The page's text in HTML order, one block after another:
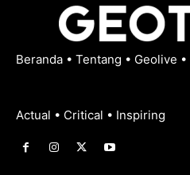
Beranda • Tentang • Geolive •
Actual • Critical • Inspiring